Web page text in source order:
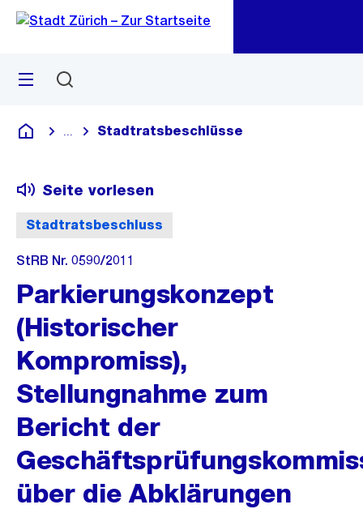
Navigation
Sprunglink
Menü
Deutsch
Blende alle Breadcrumbs ein
Stadtratsbeschlüsse
Stadtratsbeschluss
Seite vorlesen
StRB Nr. 0590/2011
Parkierungskonzept
(Historischer
Kompromiss),
Stellungnahme zum
Bericht der
über die Abklärungen